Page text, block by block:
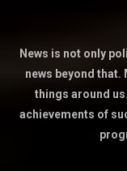
News is not only
news beyond that.
things around
achievements of